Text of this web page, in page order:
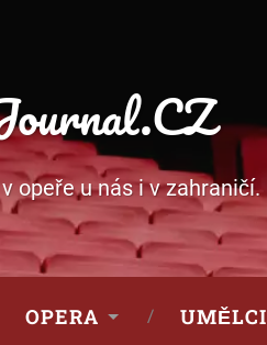
opeře u nás i v zahraničí.
OPERA UMĚLCI